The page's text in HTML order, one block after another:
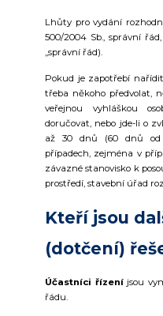
Lhůty pro vydání
500/2004 Sb., správní
„správní řád).
Pokud je zapotřebí
třeba někoho předvolat,
veřejnou vyhláškou
doručovat, nebo jde-li o
až 30 dnů (60 dnů od
případech, zejména v
závazné stanovisko k
prostředí, stavební úřad
Kteří jsou
(dotčení)
Účastníci řízeníjsou
řádu.